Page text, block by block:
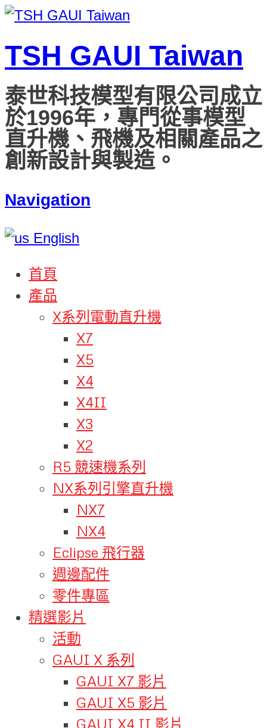
TSH GAUI Taiwan
泰世科技模型有限公司成立
於1996年，專門從事模型
直升機、飛機及相關產品之
創新設計與製造。
Navigation
English
首頁
產品
X系列電動直升機
X7
X5
X4
X4II
X3
X2
R5 競速機系列
NX系列引擎直升機
NX7
NX4
Eclipse 飛行器
週邊配件
零件專區
精選影片
活動
GAUI X 系列
GAUI X7 影片
GAUI X5 影片
GAUI X4 II 影片